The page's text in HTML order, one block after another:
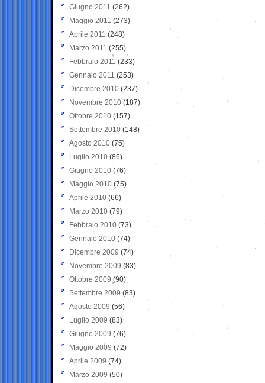
Giugno 2011 (262)
Maggio 2011 (273)
Aprile 2011 (248)
Marzo 2011 (255)
Febbraio 2011 (233)
Gennaio 2011 (253)
Dicembre 2010 (237)
Novembre 2010 (187)
Ottobre 2010 (157)
Settembre 2010 (148)
Agosto 2010 (75)
Luglio 2010 (86)
Giugno 2010 (76)
Maggio 2010 (75)
Aprile 2010 (66)
Marzo 2010 (79)
Febbraio 2010 (73)
Gennaio 2010 (74)
Dicembre 2009 (74)
Novembre 2009 (83)
Ottobre 2009 (90)
Settembre 2009 (83)
Agosto 2009 (56)
Luglio 2009 (83)
Giugno 2009 (76)
Maggio 2009 (72)
Aprile 2009 (74)
Marzo 2009 (50)